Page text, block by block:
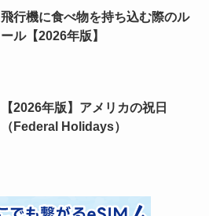
飛行機に食べ物を持ち込む際のル
ール【2026年版】
【2026年版】アメリカの祝日
（Federal Holidays）